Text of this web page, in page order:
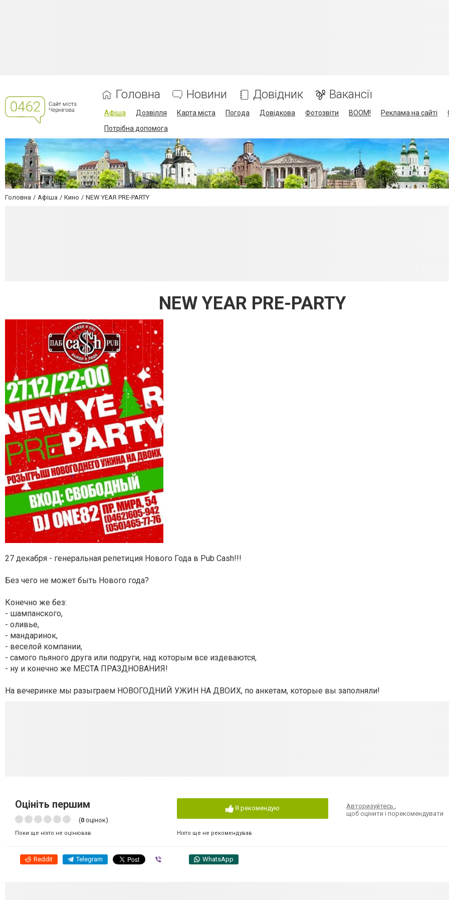
Головна Новини Довідник Вакансії
Афіша Дозвілля Карта міста Погода Довідкова Фотозвіти BOOM! Реклама на сайті
Потрібна допомога
Головна Афіша Кино NEW YEAR PRE-PARTY
NEW YEAR PRE-PARTY
27 декабря - генеральная репетиция Нового Года в Pub Cash!!!
Без чего не может быть Нового года?
Конечно же без:
- шампанского,
- оливье,
- мандаринок,
- веселой компании,
- самого пьяного друга или подруги, над которым все издеваются,
- ну и конечно же МЕСТА ПРАЗДНОВАНИЯ!
На вечеринке мы разыграем НОВОГОДНИЙ УЖИН НА ДВОИХ, по анкетам, которые вы заполняли!
Оцініть першим
(0 оцінок)
Поки ще ніхто не оцінював
Я рекомендую
Ніхто ще не рекомендував
Авторизуйтесь,
щоб оцінити і порекомендувати
Reddit Telegram WhatsApp